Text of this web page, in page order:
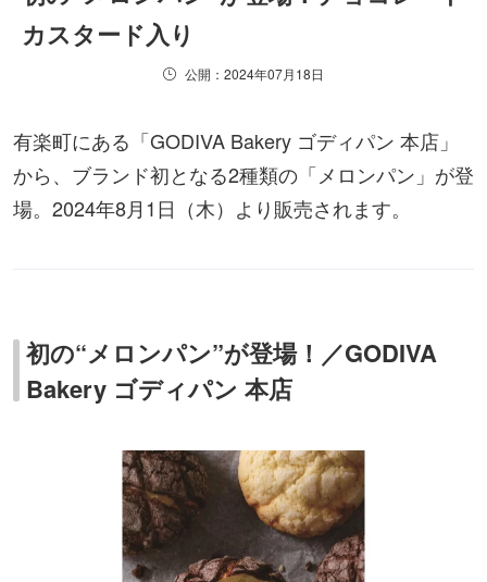
カスタード入り
公開：2024年07月18日
有楽町にある「GODIVA Bakery ゴディパン 本店」
から、ブランド初となる2種類の「メロンパン」が登
場。2024年8月1日（木）より販売されます。
初の“メロンパン”が登場！／GODIVA
Bakery ゴディパン 本店